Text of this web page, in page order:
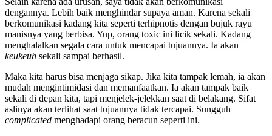
dengannya. Lebih baik menghindar supaya aman. Karena sekali
berkomunikasi kadang kita seperti terhipnotis dengan bujuk rayu
manisnya yang berbisa. Yup, orang toxic ini licik sekali. Kadang
menghalalkan segala cara untuk mencapai tujuannya. Ia akan
keukeuh sekali sampai berhasil.
Maka kita harus bisa menjaga sikap. Jika kita tampak lemah, ia akan
mudah mengintimidasi dan memanfaatkan. Ia akan tampak baik
sekali di depan kita, tapi menjelek-jelekkan saat di belakang. Sifat
aslinya akan terlihat saat tujuannya tidak tercapai. Sungguh
complicated menghadapi orang beracun seperti ini.